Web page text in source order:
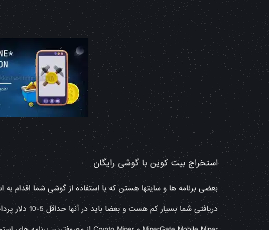
استخراج بیت کوین با گوشی رایگان
بعضی برنامه ها و سایتها هستن که با استفاده از گوشی شما اقدام به